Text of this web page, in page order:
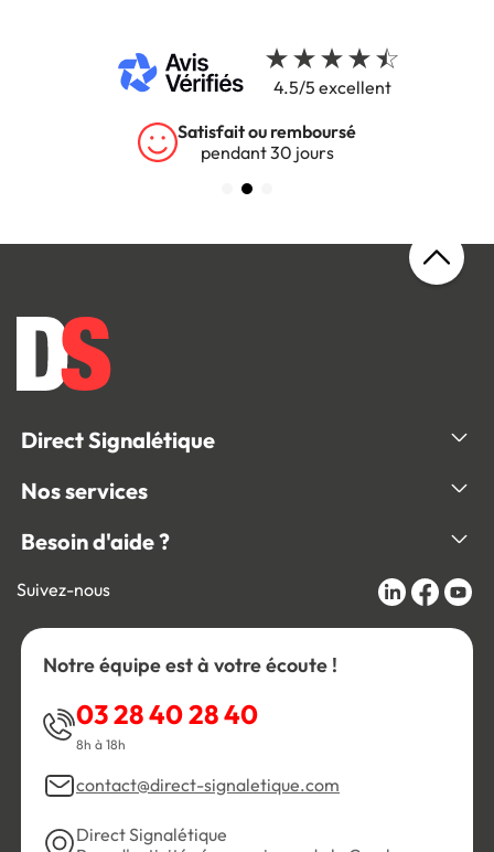
4.5/5 excellent
Garantie 5 ans
sur tous nos produits
Direct Signalétique
Nos services
Besoin d'aide ?
Suivez-nous
Notre équipe est à votre écoute !
03 28 40 28 40
8h à 18h
contact@direct-signaletique.com
Direct Signalétique